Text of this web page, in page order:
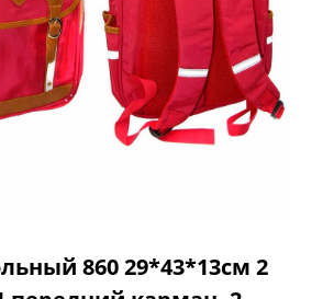
860 29*43*13см 2